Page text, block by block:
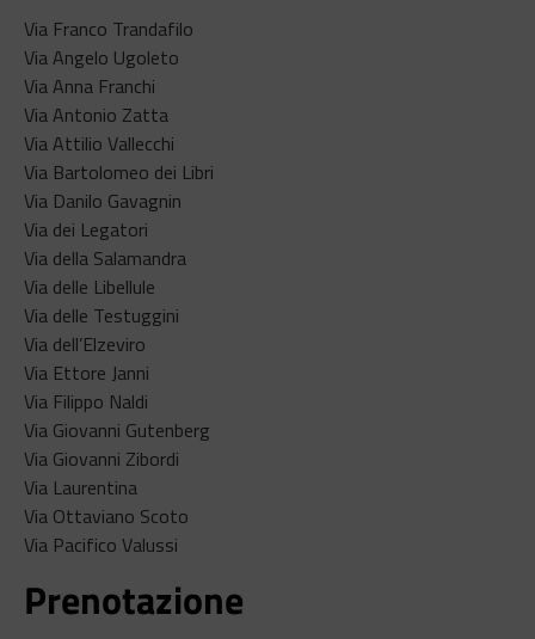
Via Franco Trandafilo
Via Angelo Ugoleto
Via Anna Franchi
Via Antonio Zatta
Via Attilio Vallecchi
Via Bartolomeo dei Libri
Via Danilo Gavagnin
Via dei Legatori
Via della Salamandra
Via delle Libellule
Via delle Testuggini
Via dell’Elzeviro
Via Ettore Janni
Via Filippo Naldi
Via Giovanni Gutenberg
Via Giovanni Zibordi
Via Laurentina
Via Ottaviano Scoto
Via Pacifico Valussi
Prenotazione